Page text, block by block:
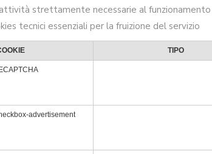
strettamente necessarie al funzionamento
tecnici essenziali per la fruizione del servizio
TIPO
advertisement